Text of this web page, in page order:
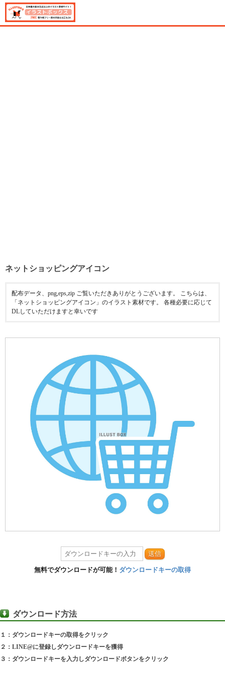
ネットショッピングアイコン
配布データ、png,eps,zip ご覧いただきありがとうございます。 こちらは、
「ネットショッピングアイコン」のイラスト素材です。 各種必要に応じて
DLしていただけますと幸いです
送信
無料でダウンロードが可能！ ダウンロードキーの取得
ダウンロード方法
１：ダウンロードキーの取得をクリック
２：LINE@に登録しダウンロードキーを獲得
３：ダウンロードキーを入力しダウンロードボタンをクリック